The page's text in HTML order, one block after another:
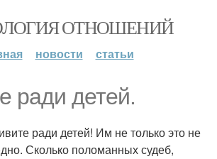
ОТНОШЕНИЙ
новости статьи
ради детей.
ради детей! Им не только это не
Сколько поломанных судеб,